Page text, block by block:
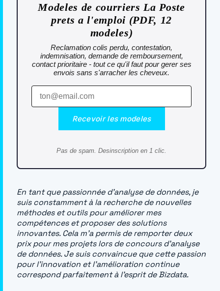
Modeles de courriers La Poste
prets a l'emploi (PDF, 12
modeles)
Reclamation colis perdu, contestation,
indemnisation, demande de remboursement,
contact prioritaire - tout ce qu'il faut pour gerer ses
envois sans s'arracher les cheveux.
Recevoir les modeles
Pas de spam. Desinscription en 1 clic.
En tant que passionnée d’analyse de données, je
suis constamment à la recherche de nouvelles
méthodes et outils pour améliorer mes
compétences et proposer des solutions
innovantes. Cela m’a permis de remporter deux
prix pour mes projets lors de concours d’analyse
de données. Je suis convaincue que cette passion
pour l’innovation et l’amélioration continue
correspond parfaitement à l’esprit de Bizdata.